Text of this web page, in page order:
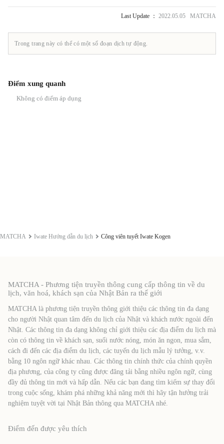
Last Update ： 2022.05.05 MATCHA
Trong trang này có thể có một số đoạn dịch tự động.
Điểm xung quanh
Không có điểm áp dụng
MATCHA Iwate Hướng dẫn du lịch Công viên tuyết Iwate Kogen
MATCHA - Phương tiện truyền thông cung cấp thông tin về du
lịch, văn hoá, khách sạn của Nhật Bản ra thế giới
MATCHA là phương tiện truyền thông giới thiệu các thông tin đa dạng
cho người Nhật quan tâm đến du lịch của Nhật và khách nước ngoài đến
Nhật. Các thông tin đa dạng không chỉ giới thiệu các địa điểm du lịch mà
còn có thông tin về khách sạn, suối nước nóng, món ăn ngon, mua sắm,
cách đi đến các địa điểm du lịch, các tuyến du lịch mẫu lý tưởng, v.v.
bằng 10 ngôn ngữ khác nhau. Các thông tin chính thức của chính quyền
địa phương, của công ty cũng được đăng tải bằng nhiều ngôn ngữ, cùng
đầy đủ thông tin mới và hấp dẫn. Nếu các bạn đang tìm kiếm sự thay đổi
trong cuộc sống, khám phá những khả năng mới thì hãy tận hưởng trải
nghiệm tuyệt vời tại Nhật Bản thông qua MATCHA nhé.
Điểm đến được yêu thích